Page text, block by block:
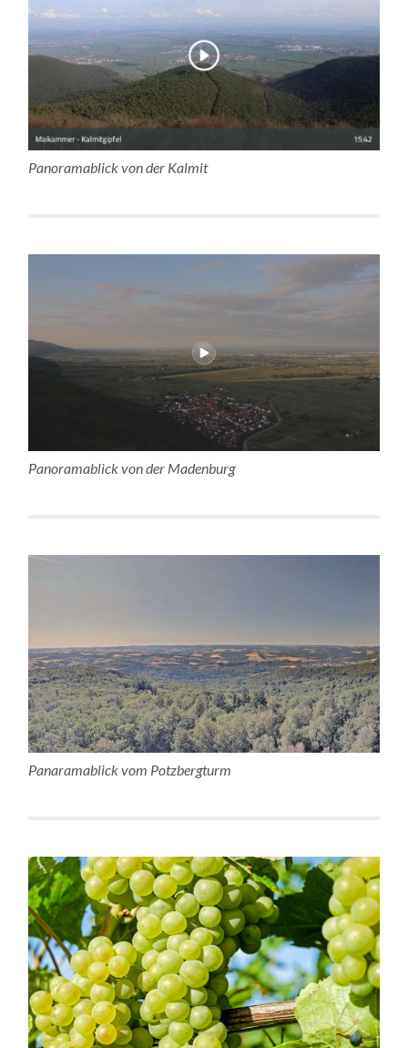
Panoramablick von der Kalmit
Panoramablick von der Madenburg
Panaramablick vom Potzbergturm